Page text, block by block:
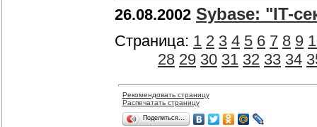
26.08.2002 Sybase: "IT-
Страница: 1 2 3 4 5 6 7 8 9
28 29 30 31 32 33 34
Рекомендовать страницу
Распечатать страницу
Поделиться…